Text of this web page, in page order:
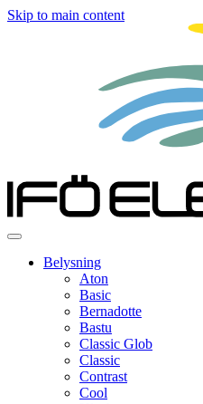
Skip to main content
Belysning
Aton
Basic
Bernadotte
Bastu
Classic Glob
Classic
Contrast
Cool